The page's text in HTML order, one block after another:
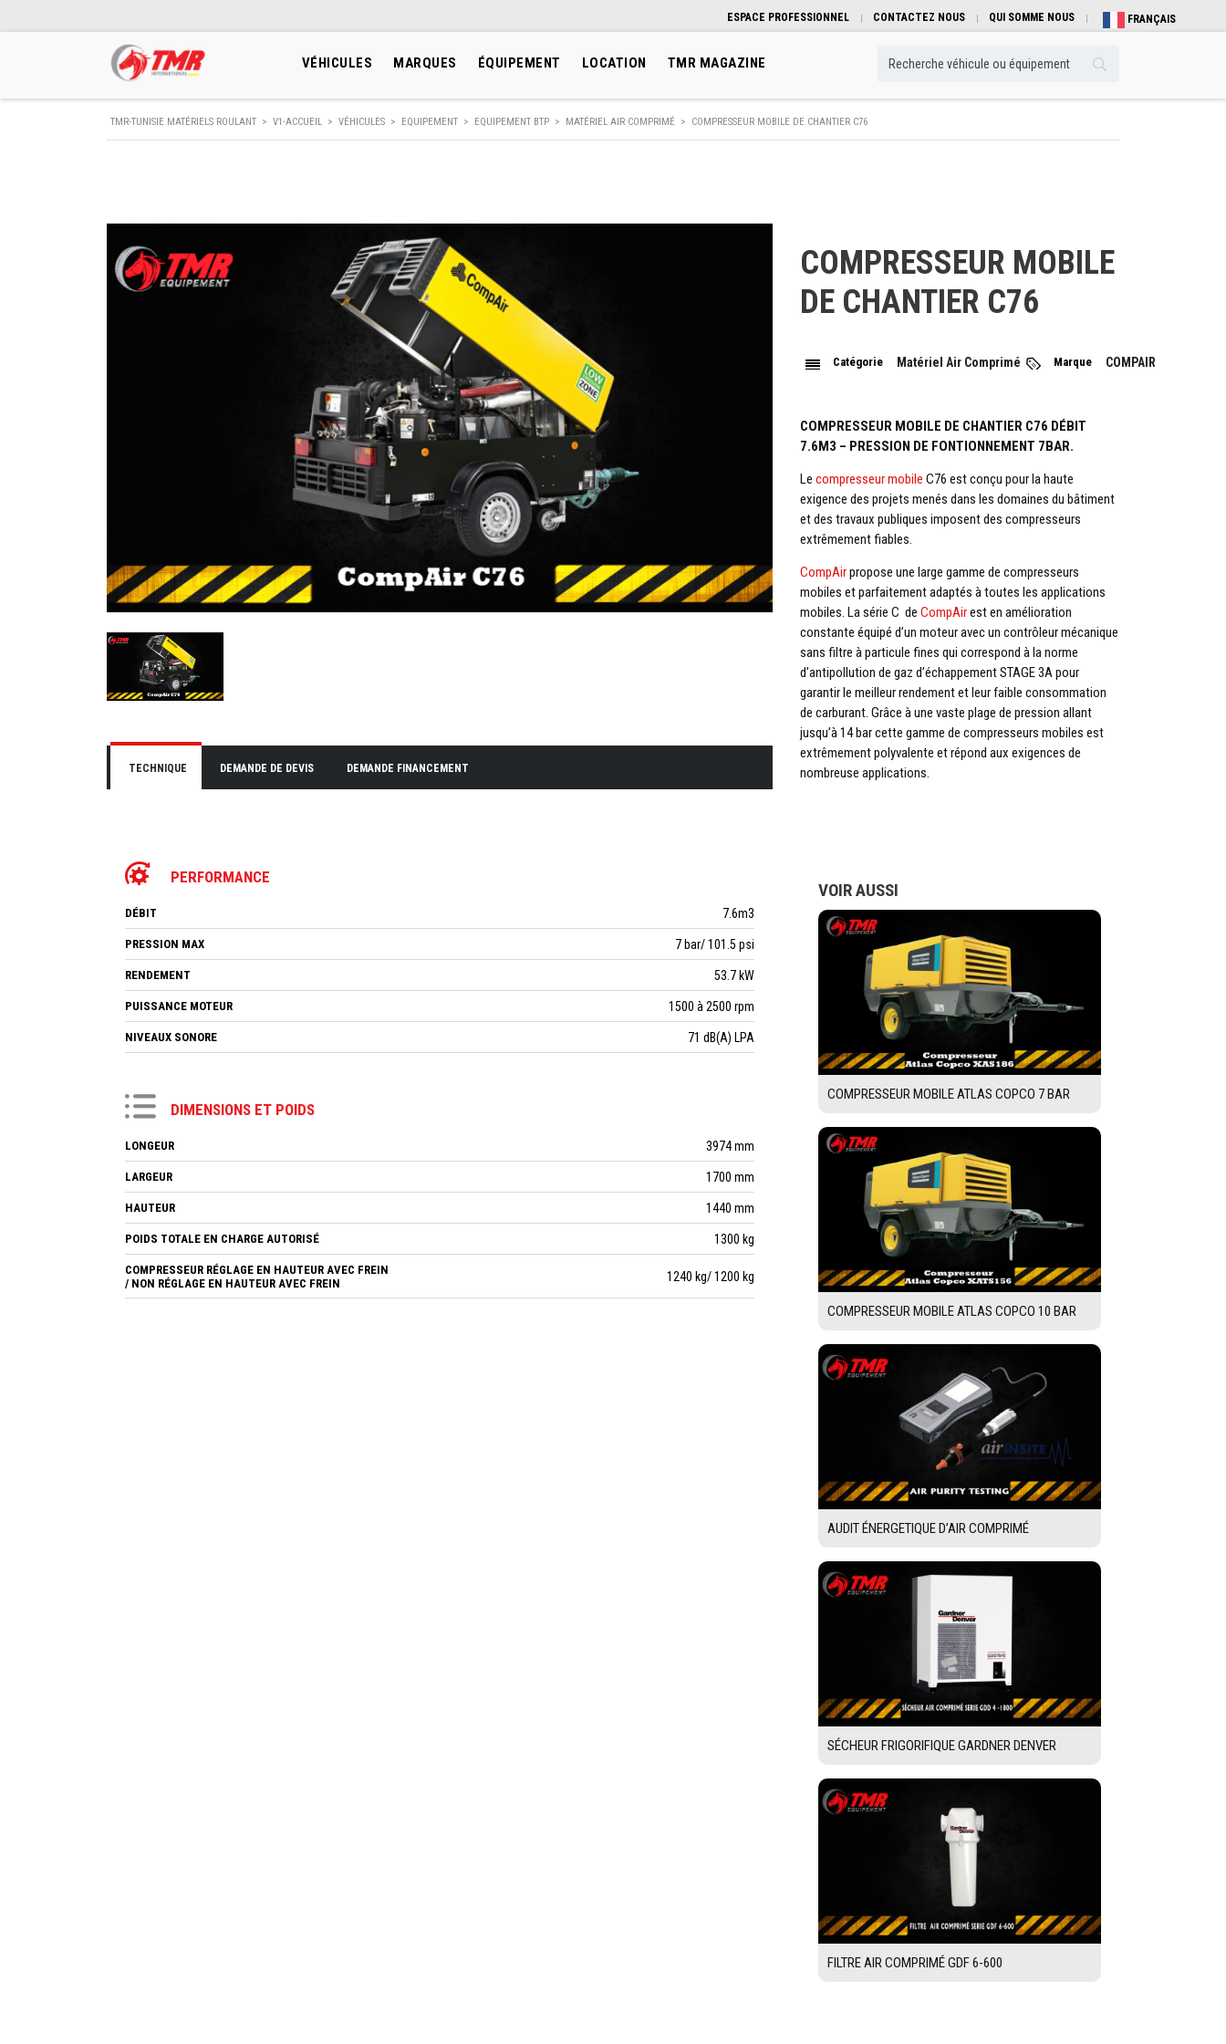
ESPACE PROFESSIONNEL CONTACTEZ NOUS QUI SOMME NOUS FRANÇAIS
VÉHICULES MARQUES ÉQUIPEMENT LOCATION TMR MAGAZINE
TMR-TUNISIE MATÉRIELS ROULANT > V1-ACCUEIL > VÉHICULES > EQUIPEMENT > EQUIPEMENT BTP > MATÉRIEL AIR COMPRIMÉ > COMPRESSEUR MOBILE DE CHANTIER C76
TECHNIQUE DEMANDE DE DEVIS DEMANDE FINANCEMENT
PERFORMANCE
DÉBIT 7.6m3
PRESSION MAX 7 bar/ 101.5 psi
RENDEMENT 53.7 kW
PUISSANCE MOTEUR 1500 à 2500 rpm
NIVEAUX SONORE 71 dB(A) LPA
DIMENSIONS ET POIDS
LONGEUR 3974 mm
LARGEUR 1700 mm
HAUTEUR 1440 mm
POIDS TOTALE EN CHARGE AUTORISÉ 1300 kg
COMPRESSEUR RÉGLAGE EN HAUTEUR AVEC FREIN
/ NON RÉGLAGE EN HAUTEUR AVEC FREIN
1240 kg/ 1200 kg
COMPRESSEUR MOBILE
DE CHANTIER C76
Catégorie Matériel Air Comprimé Marque COMPAIR
COMPRESSEUR MOBILE DE CHANTIER C76 DÉBIT
7.6M3 – PRESSION DE FONTIONNEMENT 7BAR.
Le compresseur mobile C76 est conçu pour la haute
exigence des projets menés dans les domaines du bâtiment
et des travaux publiques imposent des compresseurs
extrêmement fiables.
CompAirpropose une large gamme de compresseurs
mobiles et parfaitement adaptés à toutes les applications
mobiles. La série C de CompAirest en amélioration
constante équipé d’un moteur avec un contrôleur mécanique
sans filtre à particule fines qui correspond à la norme
d’antipollution de gaz d’échappement STAGE 3A pour
garantir le meilleur rendement et leur faible consommation
de carburant. Grâce à une vaste plage de pression allant
jusqu’à 14 bar cette gamme de compresseurs mobiles est
extrêmement polyvalente et répond aux exigences de
nombreuse applications.
VOIR AUSSI
COMPRESSEUR MOBILE ATLAS COPCO 7 BAR
COMPRESSEUR MOBILE ATLAS COPCO 10 BAR
AUDIT ÉNERGETIQUE D’AIR COMPRIMÉ
SÉCHEUR FRIGORIFIQUE GARDNER DENVER
FILTRE AIR COMPRIMÉ GDF 6-600